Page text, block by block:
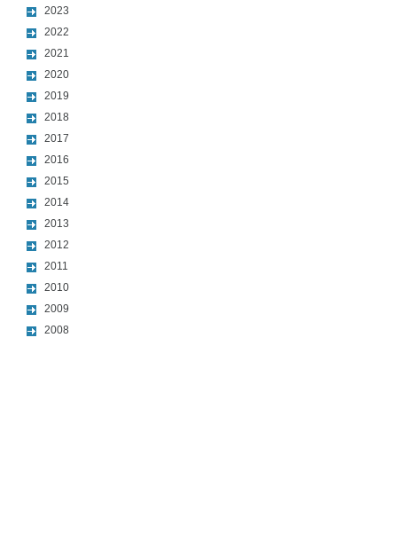
2023
2022
2021
2020
2019
2018
2017
2016
2015
2014
2013
2012
2011
2010
2009
2008